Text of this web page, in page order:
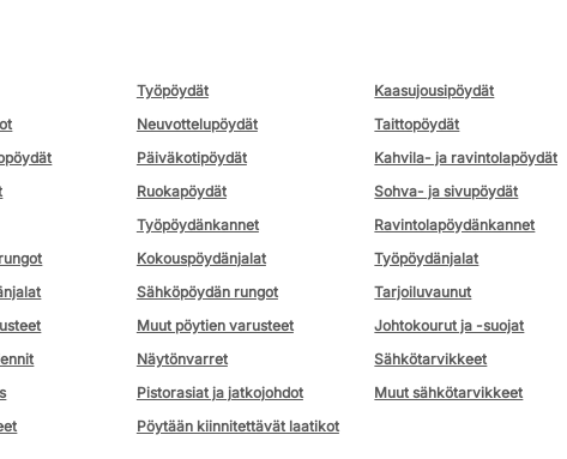
Työpöydät
Kaasujousipöydät
Neuvottelupöydät
Taittopöydät
Päiväkotipöydät
Kahvila- ja ravintolapöydät
Ruokapöydät
Sohva- ja sivupöydät
Työpöydänkannet
Ravintolapöydänkannet
Kokouspöydänjalat
Työpöydänjalat
Sähköpöydän rungot
Tarjoiluvaunut
Muut pöytien varusteet
Johtokourut ja -suojat
Näytönvarret
Sähkötarvikkeet
Pistorasiat ja jatkojohdot
Muut sähkötarvikkeet
Pöytään kiinnitettävät laatikot